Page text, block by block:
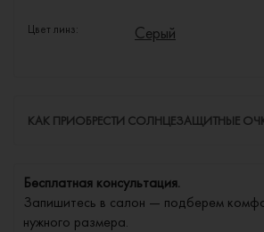
Цвет линз: Серый
КАК ПРИОБРЕСТИ СОЛНЦЕЗАЩИТНЫЕ
Бесплатная консультация.
Запишитесь в салон — подберем
нужного размера.